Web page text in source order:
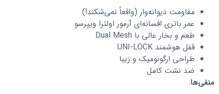
مقاومت دیوانه‌وار (واقعاً نمی‌شکند!)
عمر باتری افسانه‌ای آرمور اولترا ویپرسو
طعم و بخار عالی با Dual Mesh
قفل هوشمند UNI-LOCK
طراحی ارگونومیک و زیبا
ضد نشت کامل
منفی‌ها: